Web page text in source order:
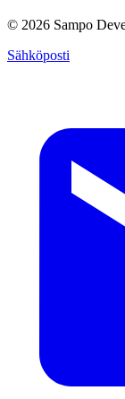
© 2026 Sampo
Sähköposti